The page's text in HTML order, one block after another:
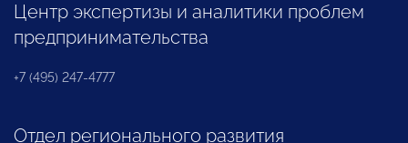
Центр экспертизы и аналитики проблем
предпринимательства
+7 (495) 247-4777
Отдел регионального развития